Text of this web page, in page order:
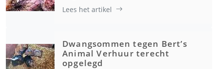
Lees het artikel
Dwangsommen tegen Bert’s
Animal Verhuur terecht
opgelegd